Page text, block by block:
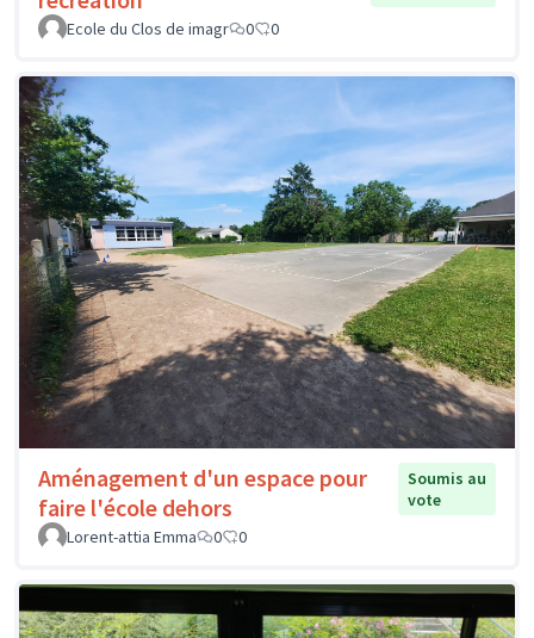
Ecole du Clos de imagr
0 0
Aménagement d'un espace pour
faire l'école dehors
Soumis au
vote
Lorent-attia Emma
0 0